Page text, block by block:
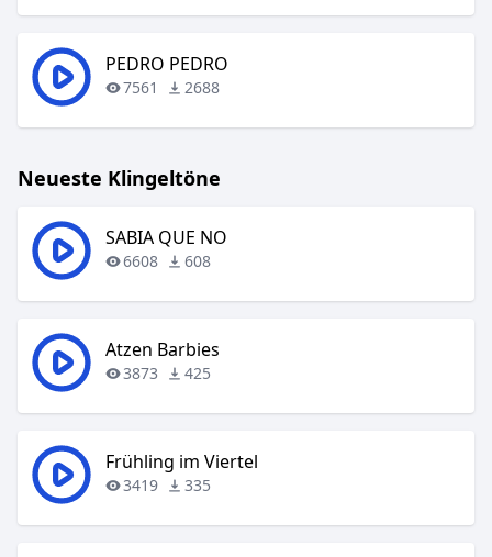
PEDRO PEDRO
7561 2688
Neueste Klingeltöne
SABIA QUE NO
6608 608
Atzen Barbies
3873 425
Frühling im Viertel
3419 335